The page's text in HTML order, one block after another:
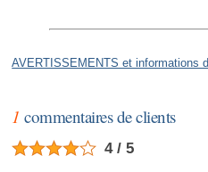
AVERTISSEMENTS et informations
1 commentaires de clients
4 / 5